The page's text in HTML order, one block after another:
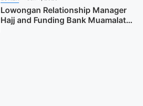
Lowongan Relationship Manager
Hajj and Funding Bank Muamalat